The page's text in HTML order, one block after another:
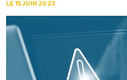
LE 15 JUIN 2023